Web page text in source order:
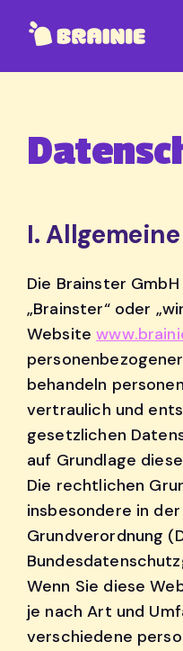
I.
Die Brainster
„Brainster“ oder
Website
behandeln
vertraulich und
gesetzlichen
auf Grundlage
Die rechtlichen
insbesondere in
Grundverordnung
Wenn Sie diese
je nach Art und
verschiedene